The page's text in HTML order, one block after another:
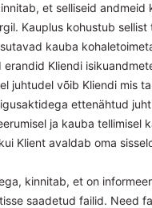
et selliseid
Kauplus kohustub
kauba
Kliendi
juhtudel võib Kliendi mis
ettenähtud
ja kauba tellimisel
Klient avaldab oma
kinnitab, et on
saadetud failid. Need